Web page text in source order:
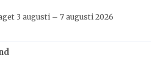
3 augusti – 7 augusti 2026